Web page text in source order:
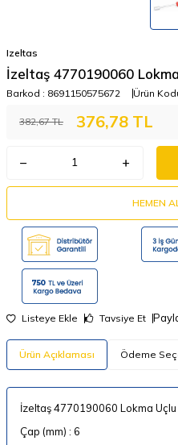
Izeltas
İzeltaş 4770190060
Barkod : 8691150575672 Ürün
382,67TL 376,78 TL
HEMEN AL
Listeye Ekle Tavsiye Et
Ürün Açıklaması Ödeme
İzeltaş 4770190060 Lokma
Çap (mm) : 6